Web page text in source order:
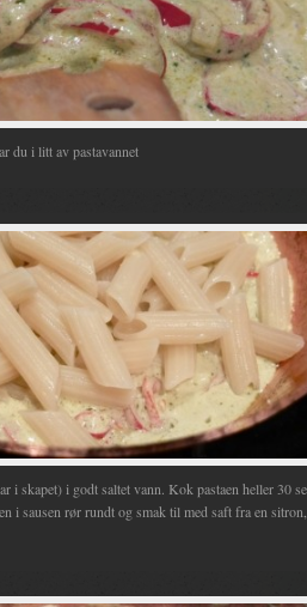
du i litt av pastavannet
i skapet) i godt saltet vann. Kok pastaen heller 30
i sausen rør rundt og smak til med saft fra en